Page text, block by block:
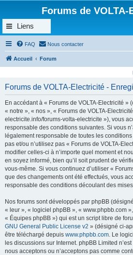
Forums de
Liens
FAQ Nous contacter
Accueil Forum
Forums de VOLTA-Electricité -
En accédant à « Forums de VOLTA-Electricité »
« notre », « nos », « Forums de VOLTA-
electricite.info/forums-volta-electricite »), vous
responsable des conditions suivantes. Si vous
légalement responsable de toutes les
pas et/ou n’utilisez pas « Forums de VOLTA-
modifier celles-ci à n’importe quel moment et
en soyez informé, bien qu’il soit prudent de
vous-même. Si vous continuez d’utiliser «
que des changements ont été effectués, vous
responsable des conditions découlant des
Nos forums sont développés par phpBB
« leur », « logiciel phpBB », « www.phpbb.com
« Équipes phpBB ») qui est un script libre de
GNU General Public License v2 » (désigné ci-
être téléchargé depuis www.phpbb.com. Le
les discussions sur Internet. phpBB Limited
nous acceptons ou n’acceptons pas comme